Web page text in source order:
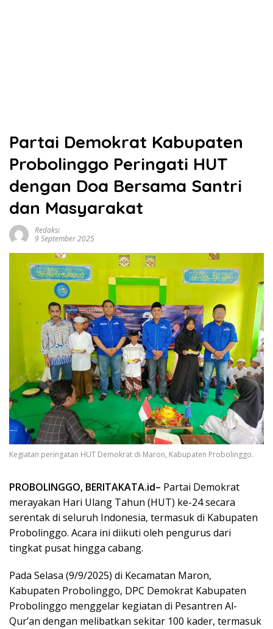
Partai Demokrat Kabupaten
Probolinggo Peringati HUT
dengan Doa Bersama Santri
dan Masyarakat
Redaksi
9 September 2025
Kegiatan peringatan HUT Demokrat di Maron, Kabupaten Probolinggo.
PROBOLINGGO, BERITAKATA.id– Partai Demokrat
merayakan Hari Ulang Tahun (HUT) ke-24 secara
serentak di seluruh Indonesia, termasuk di Kabupaten
Probolinggo. Acara ini diikuti oleh pengurus dari
tingkat pusat hingga cabang.
Pada Selasa (9/9/2025) di Kecamatan Maron,
Kabupaten Probolinggo, DPC Demokrat Kabupaten
Probolinggo menggelar kegiatan di Pesantren Al-
Qur’an dengan melibatkan sekitar 100 kader, termasuk